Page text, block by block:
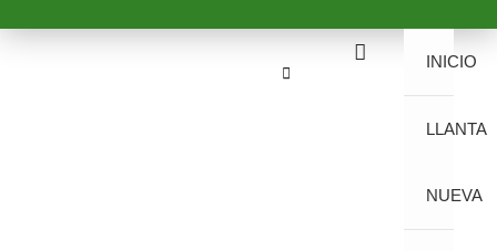
INICIO
LLANTA
NUEVA